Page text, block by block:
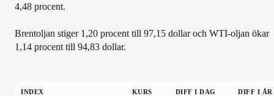
4,48 procent.
Brentoljan stiger 1,20 procent till 97,15 dollar och WTI-oljan ökar
1,14 procent till 94,83 dollar.
INDEX KURS DIFF I DAG DIFF I ÅR